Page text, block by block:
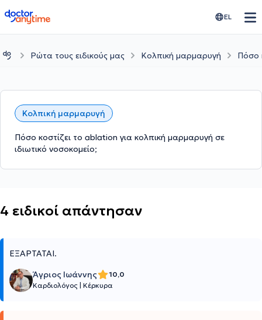
doctoranytime EL
Ρώτα τους ειδικούς μας Κολπική μαρμαρυγή Πόσο
Κολπική μαρμαρυγή
Πόσο κοστίζει το ablation για κολπική μαρμαρυγή σε
ιδιωτικό νοσοκομείο;
4 ειδικοί απάντησαν
ΕΞΑΡΤΆΤΑΙ.
Άγριος Ιωάννης
10,0
Καρδιολόγος Κέρκυρα